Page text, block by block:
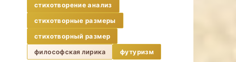
стихотворение анализ
стихотворные размеры
стихотворный размер
философская лирика
футуризм